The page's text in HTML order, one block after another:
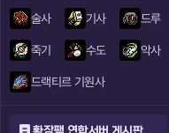
술사 기사 드루
죽기 수도 악사
드랙티르 기원사
확장팩 연합서버 게시판